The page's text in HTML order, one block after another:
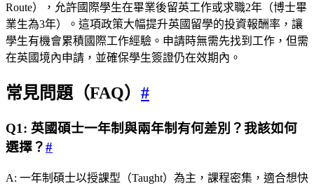
Route），允許國際學生在畢業後留英工作或求職2年（博士畢
業生為3年）。這項政策大幅提升英國留學的投資報酬率，讓
學生有機會累積國際工作經驗。申請時無需先找到工作，但需
在英國境內申請，並確保學生簽證仍在效期內。
常見問題（FAQ） #
Q1: 英國碩士一年制與兩年制有何差別？我該如何
選擇？#
A: 一年制碩士以授課型（Taught）為主，課程密集，適合想快